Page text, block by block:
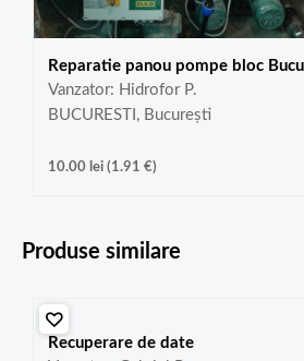
Reparatie panou pompe bloc
Vanzator: Hidrofor P.
BUCURESTI, București
10.00 lei(1.91 €)
Produse similare
Recuperare de date